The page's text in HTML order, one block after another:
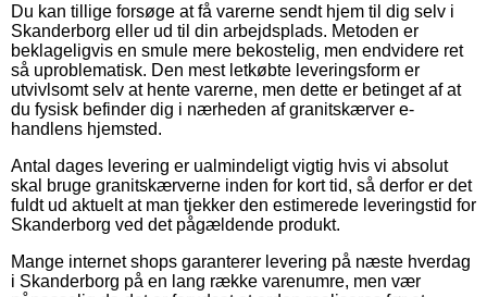
Du kan tillige forsøge at få varerne sendt hjem til dig selv i
Skanderborg eller ud til din arbejdsplads. Metoden er
beklageligvis en smule mere bekostelig, men endvidere ret
så uproblematisk. Den mest letkøbte leveringsform er
utvivlsomt selv at hente varerne, men dette er betinget af at
du fysisk befinder dig i nærheden af granitskærver e-
handlens hjemsted.
Antal dages levering er ualmindeligt vigtig hvis vi absolut
skal bruge granitskærverne inden for kort tid, så derfor er det
fuldt ud aktuelt at man tjekker den estimerede leveringstid for
Skanderborg ved det pågældende produkt.
Mange internet shops garanterer levering på næste hverdag
i Skanderborg på en lang række varenumre, men vær